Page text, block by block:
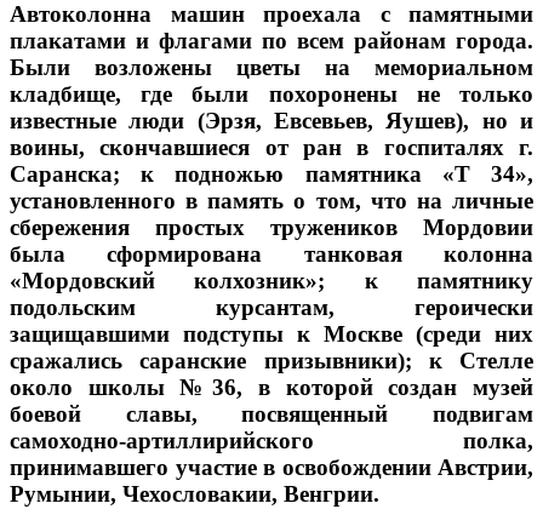
Автоколонна машин проехала с памятными
плакатами и флагами по всем районам города.
Были возложены цветы на мемориальном
кладбище, где были похоронены не только
известные люди (Эрзя, Евсевьев, Яушев), но и
воины, скончавшиеся от ран в госпиталях г.
Саранска; к подножью памятника «Т 34»,
установленного в память о том, что на личные
сбережения простых тружеников Мордовии
была сформирована танковая колонна
«Мордовский колхозник»; к памятнику
подольским курсантам, героически
защищавшими подступы к Москве (среди них
сражались саранские призывники); к Стелле
около школы №36, в которой создан музей
боевой славы, посвященный подвигам
самоходно-артиллирийского полка,
принимавшего участие в освобождении Австрии,
Румынии, Чехословакии, Венгрии.